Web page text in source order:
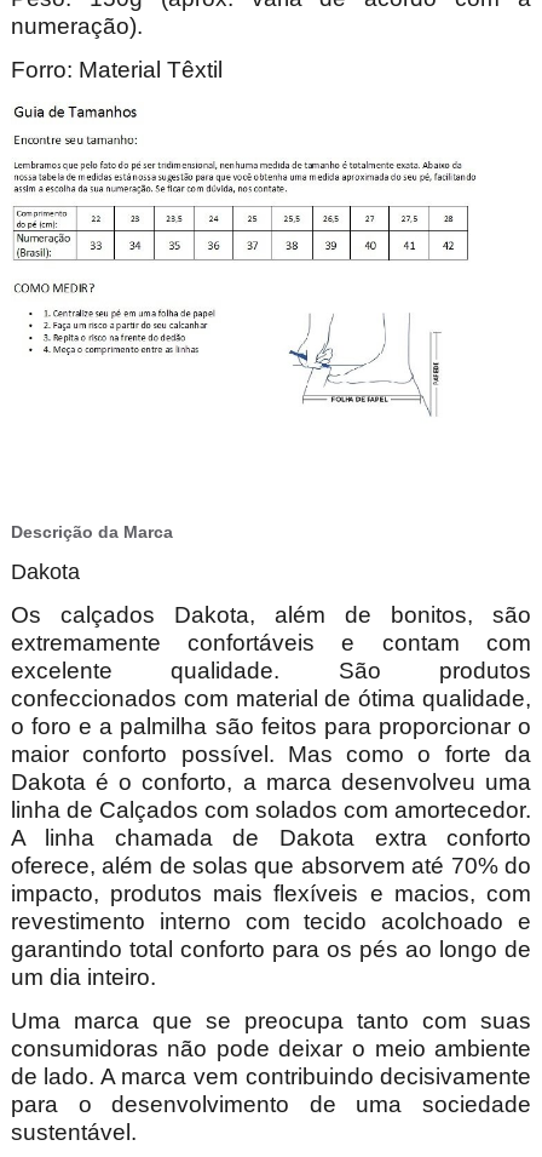
numeração).
Forro: Material Têxtil
Descrição da Marca
Dakota
Os calçados Dakota, além de bonitos, são
extremamente confortáveis e contam com
excelente qualidade. São produtos
confeccionados com material de ótima qualidade,
o foro e a palmilha são feitos para proporcionar o
maior conforto possível. Mas como o forte da
Dakota é o conforto, a marca desenvolveu uma
linha de Calçados com solados com amortecedor.
A linha chamada de Dakota extra conforto
oferece, além de solas que absorvem até 70% do
impacto, produtos mais flexíveis e macios, com
revestimento interno com tecido acolchoado e
garantindo total conforto para os pés ao longo de
um dia inteiro.
Uma marca que se preocupa tanto com suas
consumidoras não pode deixar o meio ambiente
de lado. A marca vem contribuindo decisivamente
para o desenvolvimento de uma sociedade
sustentável.